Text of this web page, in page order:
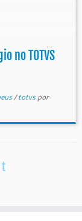
no TOTVS
/totvspor